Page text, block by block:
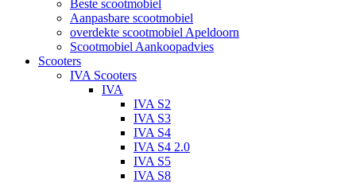
Beste scootmobiel
Aanpasbare scootmobiel
overdekte scootmobiel Apeldoorn
Scootmobiel Aankoopadvies
Scooters
IVA Scooters
IVA
IVA S2
IVA S3
IVA S4
IVA S4 2.0
IVA S5
IVA S8